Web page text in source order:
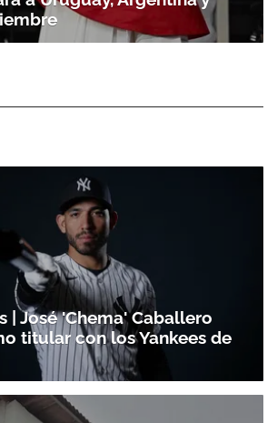
| José 'Chema' Caballero
titular con los Yankees de